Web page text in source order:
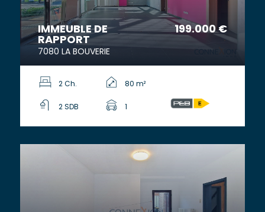
IMMEUBLE DE
RAPPORT
199.000 €
7080 LA BOUVERIE
2 Ch. 80 m²
2 SDB